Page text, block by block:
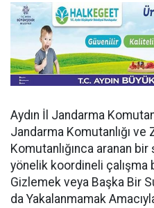
Aydın İl Jandarma
Jandarma Komutanlığı
Komutanlığınca aranan bir
yönelik koordineli çalışma
Gizlemek veya Başka Bir
da Yakalanmamak